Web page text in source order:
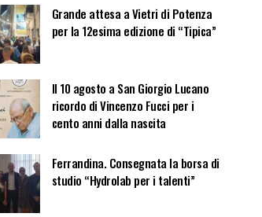
Grande attesa a Vietri di Potenza
per la 12esima edizione di “Tipica”
Il 10 agosto a San Giorgio Lucano
ricordo di Vincenzo Fucci per i
cento anni dalla nascita
Ferrandina. Consegnata la borsa di
studio “Hydrolab per i talenti”